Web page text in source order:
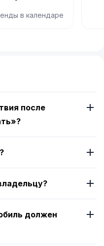
в календаре
после
должен